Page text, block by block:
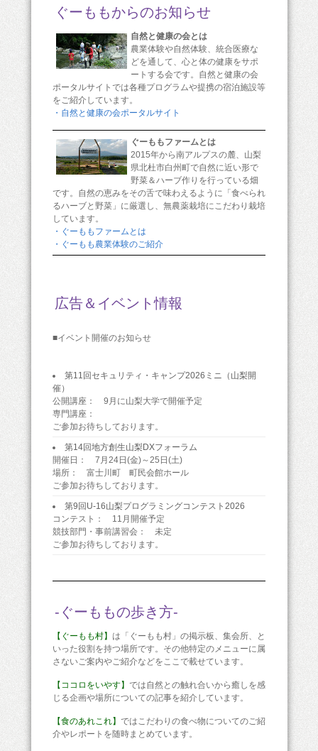
ぐーももからのお知らせ
自然と健康の会とは
農業体験や自然体験、統合医療な
どを通して、心と体の健康をサポ
ートする会です。自然と健康の会
ポータルサイトでは各種プログラムや提携の宿泊施設等
をご紹介しています。
・自然と健康の会ポータルサイト
ぐーももファームとは
2015年から南アルプスの麓、山梨
県北杜市白州町で自然に近い形で
野菜＆ハーブ作りを行っている畑
です。自然の恵みをその舌で味わえるように「食べられ
るハーブと野菜」に厳選し、無農薬栽培にこだわり栽培
しています。
・ぐーももファームとは
・ぐーもも農業体験のご紹介
広告＆イベント情報
■イベント開催のお知らせ
第11回セキュリティ・キャンプ2026ミニ（山梨開
催）
公開講座： 9月に山梨大学で開催予定
専門講座：
ご参加お待ちしております。
第14回地方創生山梨DXフォーラム
開催日： 7月24日(金)～25日(土)
場所： 富士川町 町民会館ホール
ご参加お待ちしております。
第9回U-16山梨プログラミングコンテスト2026
コンテスト： 11月開催予定
競技部門・事前講習会： 未定
ご参加お待ちしております。
-ぐーももの歩き方-
【ぐーもも村】 は「ぐーもも村」の掲示板、集会所、と
いった役割を持つ場所です。その他特定のメニューに属
さないご案内やご紹介などをここで載せています。
【ココロをいやす】 では自然との触れ合いから癒しを感
じる企画や場所についての記事を紹介しています。
【食のあれこれ】 ではこだわりの食べ物についてのご紹
介やレポートを随時まとめています。